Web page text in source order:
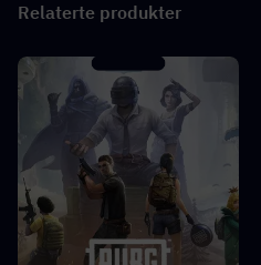
Relaterte produkter